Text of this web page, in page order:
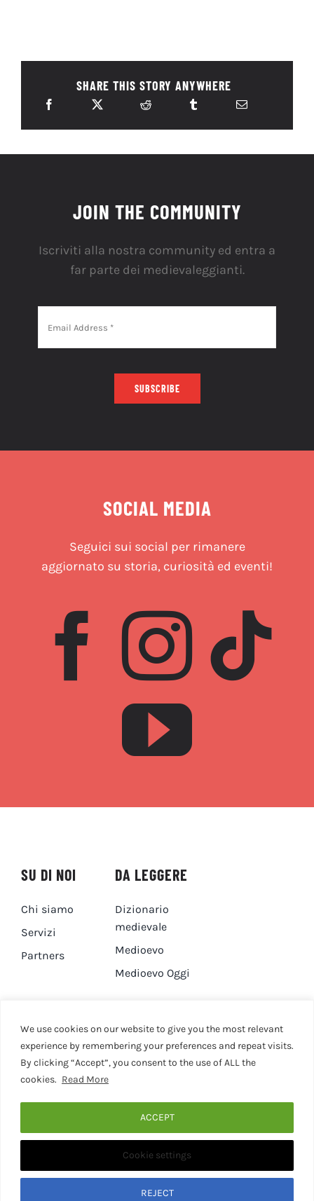
We use cookies on our website to give you the most relevant
experience by remembering your preferences and repeat visits.
By clicking “Accept”, you consent to the use of ALL the
cookies. Read More
Cookie settings
REJECT
ACCEPT
SHARE THIS STORY ANYWHERE
JOIN THE COMMUNITY
Iscriviti alla nostra community ed entra a
far parte dei medievaleggianti.
SUBSCRIBE
SOCIAL MEDIA
Seguici sui social per rimanere
aggiornato su storia, curiosità ed eventi!
SU DI NOI
Chi siamo
Servizi
Partners
DA LEGGERE
Dizionario
medievale
Medioevo
Medioevo Oggi
DA GUARDARE
Canale YouTube
CONTATTI
Contatti
© 2020 - 2026 • Medievaleggiando • All Rights Reserved •
Designed by Martina Corona • Associazione Culturale
Medievaleggiando - P.I. 15946281001